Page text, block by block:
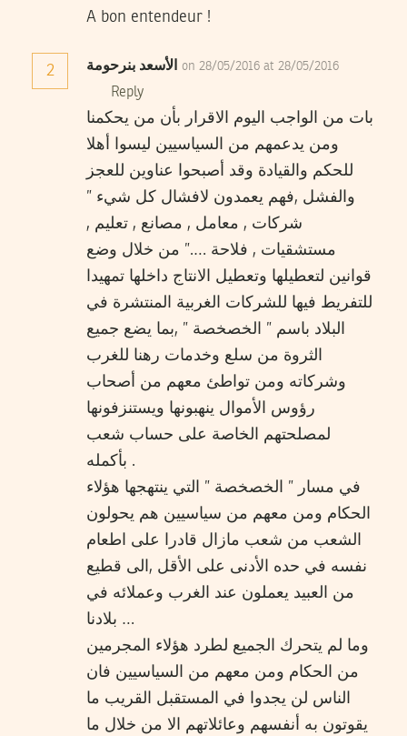
A bon entendeur !
2 الأسعد بنرحومة on 28/05/2016 at 28/05/2016
Reply
بات من الواجب اليوم الاقرار بأن من يحكمنا
ومن يدعمهم من السياسيين ليسوا أهلا
للحكم والقيادة وقد أصبحوا عناوين للعجز
والفشل ,فهم يعمدون لافشال كل شيء ”
شركات , معامل , مصانع , تعليم ,
مستشقيات , فلاحة ….” من خلال وضع
قوانين لتعطيلها وتعطيل الانتاج داخلها تمهيدا
للتفريط فيها للشركات الغربية المنتشرة في
البلاد باسم ” الخصخصة ” ,بما يضع جميع
الثروة من سلع وخدمات رهنا للغرب
وشركاته ومن تواطئ معهم من أصحاب
رؤوس الأموال ينهبونها ويستنزفونها
لمصلحتهم الخاصة على حساب شعب
بأكمله .
في مسار ” الخصخصة ” التي ينتهجها هؤلاء
الحكام ومن معهم من سياسيين هم يحولون
الشعب من شعب مازال قادرا على اطعام
نفسه في حده الأدنى على الأقل ,الى قطيع
من العبيد يعملون عند الغرب وعملائه في
بلادنا …
وما لم يتحرك الجميع لطرد هؤلاء المجرمين
من الحكام ومن معهم من السياسيين فان
الناس لن يجدوا في المستقبل القريب ما
يقوتون به أنفسهم وعائلاتهم الا من خلال ما